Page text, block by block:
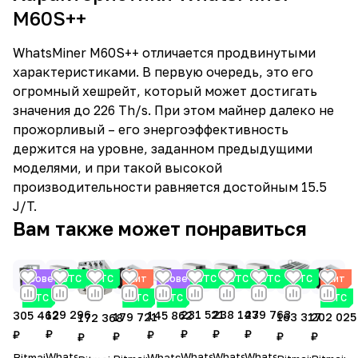
M60S++
WhatsMiner M60S++ отличается продвинутыми
характеристиками. В первую очередь, это его
огромный хешрейт, который может достигать
значения до 226 Th/s. При этом майнер далеко не
прожорливый – его энергоэффективность
держится на уровне, заданном предыдущими
моделями, и при такой высокой
производительности равняется достойным 15.5
J/T.
Вам также может понравиться
Советуем
BTC
305 462
₽
BTC
129 296
₽
BTC
172 368
₽
Хит
BTC
179 721
₽
Советуем
BTC
145 862
₽
BTC
231 521
₽
BTC
238 147
₽
BTC
239 763
₽
BTC
163 317
₽
Хит
BTC
202 025
₽